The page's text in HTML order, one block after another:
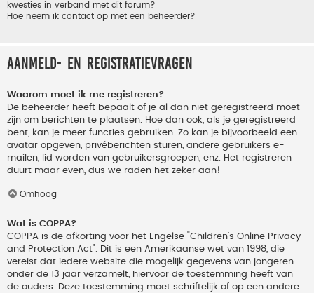
kwesties in verband met dit forum?
Hoe neem ik contact op met een beheerder?
Aanmeld- en registratievragen
Waarom moet ik me registreren?
De beheerder heeft bepaalt of je al dan niet geregistreerd moet
zijn om berichten te plaatsen. Hoe dan ook, als je geregistreerd
bent, kan je meer functies gebruiken. Zo kan je bijvoorbeeld een
avatar opgeven, privéberichten sturen, andere gebruikers e-
mailen, lid worden van gebruikersgroepen, enz. Het registreren
duurt maar even, dus we raden het zeker aan!
Omhoog
Wat is COPPA?
COPPA is de afkorting voor het Engelse "Children’s Online Privacy
and Protection Act". Dit is een Amerikaanse wet van 1998, die
vereist dat iedere website die mogelijk gegevens van jongeren
onder de 13 jaar verzamelt, hiervoor de toestemming heeft van
de ouders. Deze toestemming moet schriftelijk of op een andere